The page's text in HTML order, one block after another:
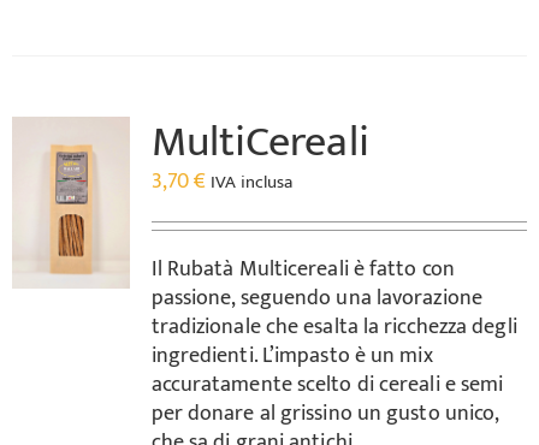
MultiCereali
3,70€ IVA inclusa
Il Rubatà Multicereali è fatto con
passione, seguendo una lavorazione
tradizionale che esalta la ricchezza degli
ingredienti. L’impasto è un mix
accuratamente scelto di cereali e semi
per donare al grissino un gusto unico,